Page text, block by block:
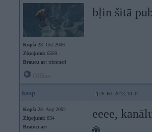
Kopš: 28. Oct 2006
Ziņojumi: 6569
Braucu ar: trimmeri
bļin šitā
kasp 26. Feb 2013, 10:37
Kopš: 28. Aug 2002
Ziņojumi: 834
Braucu ar:
eeee,